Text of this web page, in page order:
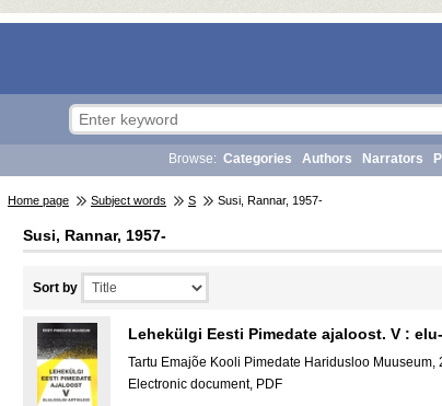
Browse: Categories Authors Narrators
Home page Subject words S Susi, Rannar, 1957-
Susi, Rannar, 1957-
Sort by
Lehekülgi Eesti Pimedate ajaloost. V :
Tartu Emajõe Kooli Pimedate Haridusloo Muuseum,
Electronic document, PDF